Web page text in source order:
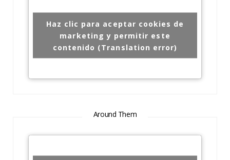
Haz clic para aceptar cookies de
marketing y permitir este
contenido (Translation error)
Around Them